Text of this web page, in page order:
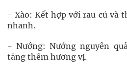
- Xào: Kết hợp với rau củ và
nhanh.
- Nướng: Nướng nguyên
tăng thêm hương vị.